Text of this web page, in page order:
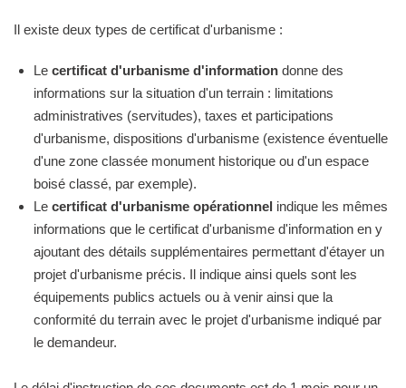
Il existe deux types de certificat d'urbanisme :
Le certificat d'urbanisme d'information donne des
informations sur la situation d'un terrain : limitations
administratives (servitudes), taxes et participations
d'urbanisme, dispositions d'urbanisme (existence éventuelle
d'une zone classée monument historique ou d'un espace
boisé classé, par exemple).
Le certificat d'urbanisme opérationnel indique les mêmes
informations que le certificat d'urbanisme d'information en y
ajoutant des détails supplémentaires permettant d'étayer un
projet d'urbanisme précis. Il indique ainsi quels sont les
équipements publics actuels ou à venir ainsi que la
conformité du terrain avec le projet d'urbanisme indiqué par
le demandeur.